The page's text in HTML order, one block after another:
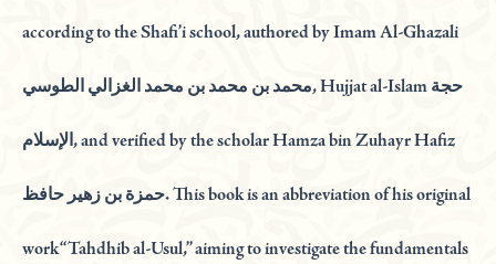
according to the Shafi’i school, authored by Imam Al-Ghazali
محمد بن محمد بن محمد الغزالي الطوسي, Hujjat al-Islam حجة
الإسلام, and verified by the scholar Hamza bin Zuhayr Hafiz
حمزة بن زهير حافظ. This book is an abbreviation of his original
work “Tahdhib al-Usul,” aiming to investigate the fundamentals